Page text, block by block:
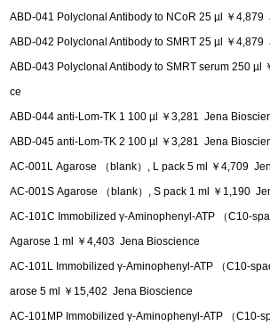
ABD-041 Polyclonal Antibody to NCoR 25 µl ￥4,879
ABD-042 Polyclonal Antibody to SMRT 25 µl ￥4,879
ABD-043 Polyclonal Antibody to SMRT serum 250 µl
ce
ABD-044 anti-Lom-TK 1 100 µl ￥3,281 Jena
ABD-045 anti-Lom-TK 2 100 µl ￥3,281 Jena
AC-001L Agarose （blank）, L pack 5 ml ￥4,709
AC-001S Agarose （blank）, S pack 1 ml ￥1,190
AC-101C Immobilized γ-Aminophenyl-ATP （C10-
Agarose 1 ml ￥4,403 Jena Bioscience
AC-101L Immobilized γ-Aminophenyl-ATP （C10-
arose 5 ml ￥15,402 Jena Bioscience
AC-101MP Immobilized γ-Aminophenyl-ATP （C10-